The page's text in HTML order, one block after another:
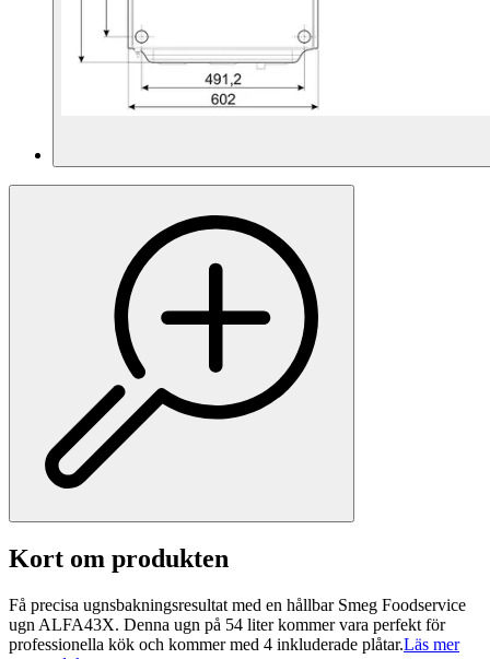
Kort om produkten
Få precisa ugnsbakningsresultat med en hållbar Smeg Foodservice
ugn ALFA43X. Denna ugn på 54 liter kommer vara perfekt för
professionella kök och kommer med 4 inkluderade plåtar.Läs mer